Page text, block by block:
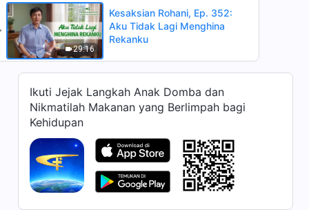
29:16
Kesaksian Rohani, Ep. 352:
Aku Tidak Lagi Menghina
Rekanku
Mengapa Aku Menolak
Bekerja Sama Dengan Orang
40:38
Kesaksian Rohani, Ep. 349: Di
Persimpangan Jalan
Ikuti Jejak Langkah Anak Domba dan
Nikmatilah Makanan yang Berlimpah bagi
Kehidupan